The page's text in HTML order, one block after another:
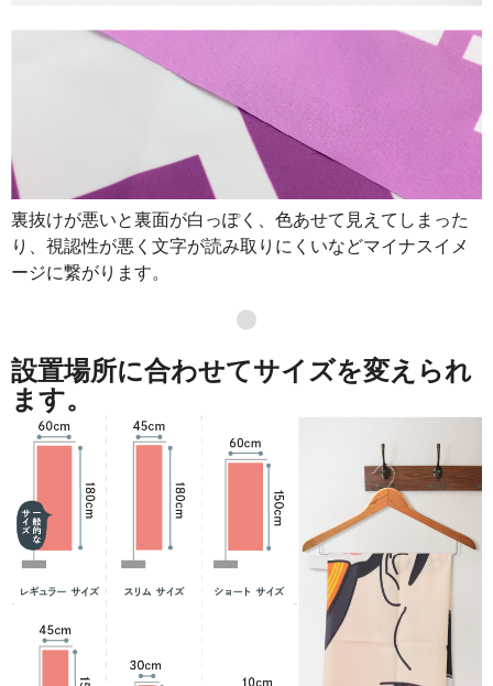
裏抜けが悪いと裏面が白っぽく、色あせて見えてしまった
り、視認性が悪く文字が読み取りにくいなどマイナスイメ
ージに繋がります。
●
設置場所に合わせてサイズを変えられ
ます。